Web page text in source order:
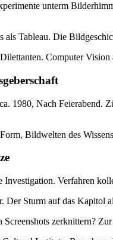
unterm
als Tableau. Die
Computer Vision
1980, Nach Feierabend.
Bildwelten des
Investigation. Verfahren
Der Sturm auf das Kapitol
Screenshots zerknittern?